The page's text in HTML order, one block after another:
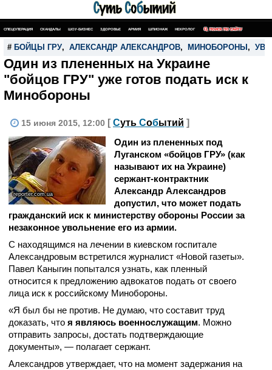
СПЕЦОПЕРАЦИЯ СКАНДАЛЫ ШОУ-БИЗНЕС ЗДОРОВЬЕ АРМИЯ ШПИОНАЖ НЕКРОЛОГ ПОИСК ПО САЙТУ
# БОЙЦЫ ГРУ, АЛЕКСАНДР АЛЕКСАНДРОВ, МИНОБОРОНЫ ,
Один из плененных на Украине
"бойцов ГРУ" уже готов подать иск к
Минобороны
15 июня 2015, 12:00 [ Суть Событий ]
reporter.com.ua
Один из плененных под
Луганском «бойцов ГРУ» (как
называют их на Украине)
сержант-контрактник
Александр Александров
допустил, что может подать
гражданский иск к министерству обороны России за
незаконное увольнение его из армии.
С находящимся на лечении в киевском госпитале
Александровым встретился журналист «Новой газеты».
Павел Каныгин попытался узнать, как пленный
относится к предложению адвокатов подать от своего
лица иск к российскому Минобороны.
«Я был бы не против. Не думаю, что составит труд
доказать, что я являюсь военнослужащим. Можно
отправить запросы, достать подтверждающие
документы», — полагает сержант.
Александров утверждает, что на момент задержания на